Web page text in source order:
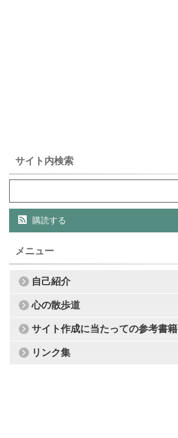
サイト内検索
購読する
メニュー
自己紹介
心の散歩道
サイト作成に当たっての参考書籍
リンク集